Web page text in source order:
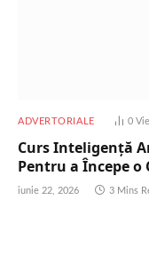
ADVERTORIALE 0
Curs Inteligență
Pentru a Începe o
iunie 22, 2026 3 Mins